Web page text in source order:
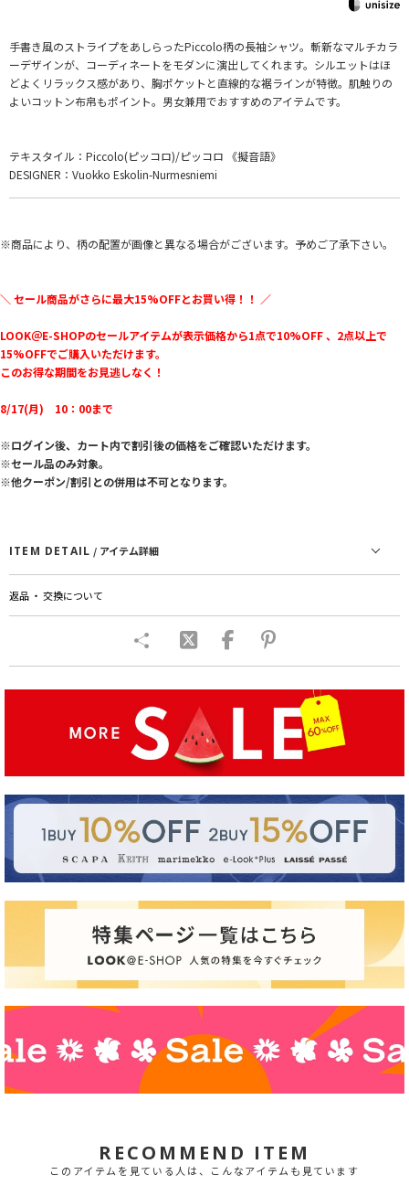
手書き風のストライプをあしらったPiccolo柄の長袖シャツ。斬新なマルチカラ
ーデザインが、コーディネートをモダンに演出してくれます。シルエットはほ
どよくリラックス感があり、胸ポケットと直線的な裾ラインが特徴。肌触りの
よいコットン布帛もポイント。男女兼用でおすすめのアイテムです。
テキスタイル：Piccolo(ピッコロ)/ピッコロ 《擬音語》
DESIGNER：Vuokko Eskolin-Nurmesniemi
※商品により、柄の配置が画像と異なる場合がございます。予めご了承下さい。
＼ セール商品がさらに最大15%OFFとお買い得！！ ／
LOOK＠E-SHOPのセールアイテムが表示価格から1点で10%OFF 、2点以上で
15%OFFでご購入いただけます。
このお得な期間をお見逃しなく！
8/17(月) 10：00まで
※ログイン後、カート内で割引後の価格をご確認いただけます。
※セール品のみ対象。
※他クーポン/割引との併用は不可となります。
ITEM DETAIL / アイテム詳細
返品 ・ 交換について
RECOMMEND ITEM
このアイテムを見ている人は、こんなアイテムも見ています